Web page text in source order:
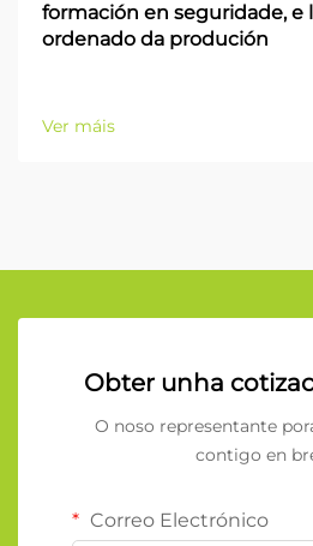
formación en seguridade, e
ordenado da produción
Ver máis
Obter unha
O noso representante
contigo en
Correo Electrónico